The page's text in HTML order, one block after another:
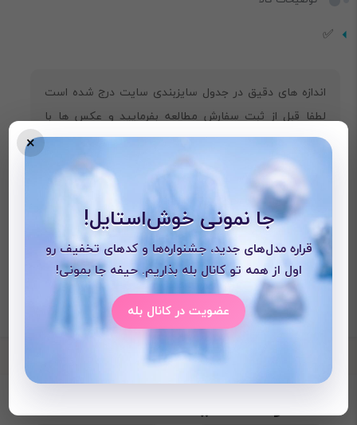
✅
اندازه های دقیق در جدول سایزبندی سایت درج شده است
لطفا قبل از ثبت سفارش مطالعه بفرمایید و عکس ها با
گوشی گرفته می‌شود ممکن است رنگ ها چند درصد متفاوت
باشند.
محصولات دیده شده
×
جا نمونی خوش‌استایل!
قراره مدل‌های جدید، جشنواره‌ها و کدهای تخفیف رو
اول از همه تو کانال بله بذاریم. حیفه جا بمونی!
عضویت در کانال بله